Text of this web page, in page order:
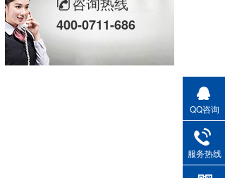
400-0711-686
QQ咨询
服务热线